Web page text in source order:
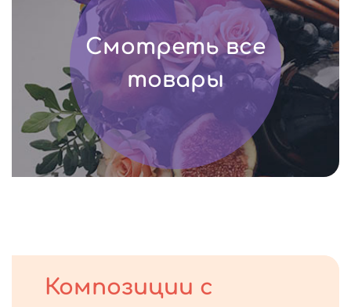
Смотреть все
товары
Композиции с